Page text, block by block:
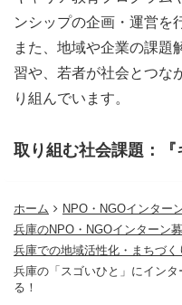
く、今ここにあるもの・
が込められています。
だからこそ、彼のもとに
個性が活かされる空間が
○出会えれば、何かが動き
わり方」や「自分のあり
げかけてくれるはずです
そしてその問いは、半年
てくれるはずです。
ンシップの企画・運営を
また、地域や企業の課題
習や、若者が社会とつな
り組んでいます。
取り組む社会課題：『
ホーム
NPO・NGOインター
兵庫のNPO・NGOインターン
兵庫での地域活性化・まちづ
兵庫の「スゴいひと」にインタ
る！